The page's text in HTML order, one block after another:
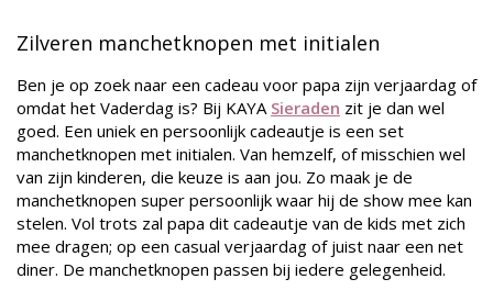
Zilveren manchetknopen met initialen
Ben je op zoek naar een cadeau voor papa zijn verjaardag of
omdat het Vaderdag is? Bij KAYA Sieraden zit je dan wel
goed. Een uniek en persoonlijk cadeautje is een set
manchetknopen met initialen. Van hemzelf, of misschien wel
van zijn kinderen, die keuze is aan jou. Zo maak je de
manchetknopen super persoonlijk waar hij de show mee kan
stelen. Vol trots zal papa dit cadeautje van de kids met zich
mee dragen; op een casual verjaardag of juist naar een net
diner. De manchetknopen passen bij iedere gelegenheid.